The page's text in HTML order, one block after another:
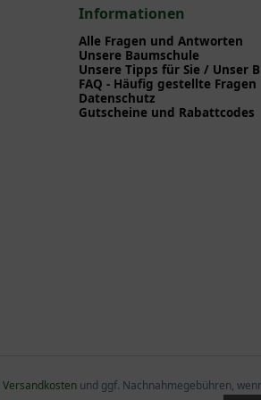
Informationen
Alle Fragen und Antworten
Unsere Baumschule
Unsere Tipps für Sie / Unser
FAQ - Häufig gestellte Fragen
Datenschutz
Gutscheine und Rabattcodes
Versandkostenund ggf. Nachnahmegebühren,